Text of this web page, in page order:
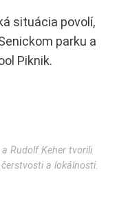
situácia povolí,
parku a
Piknik.
Rudolf Keher tvorili
a lokálnosti.